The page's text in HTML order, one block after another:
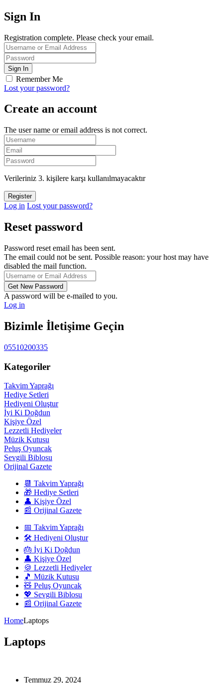
Sign In
Registration complete. Please check your email.
Remember Me
Lost your password?
Create an account
The user name or email address is not correct.
Verileriniz 3. kişilere karşı kullanılmayacaktır
Log in Lost your password?
Reset password
Password reset email has been sent.
The email could not be sent. Possible reason: your host may have
disabled the mail function.
A password will be e-mailed to you.
Log in
Bizimle İletişime Geçin
05510200335
Kategoriler
Takvim Yaprağı
Hediye Setleri
Hediyeni Oluştur
İyi Ki Doğdun
Kişiye Özel
Lezzetli Hediyeler
Müzik Kutusu
Peluş Oyuncak
Sevgili Biblosu
Orijinal Gazete
📆 Takvim Yaprağı
🎁 Hediye Setleri
👤 Kişiye Özel
📰 Orijinal Gazete
📅 Takvim Yaprağı
🛠️ Hediyeni Oluştur
🎂 İyi Ki Doğdun
👤 Kişiye Özel
🍪 Lezzetli Hediyeler
🎵 Müzik Kutusu
🧸 Peluş Oyuncak
💖 Sevgili Biblosu
📰 Orijinal Gazete
HomeLaptops
Laptops
Temmuz 29, 2024